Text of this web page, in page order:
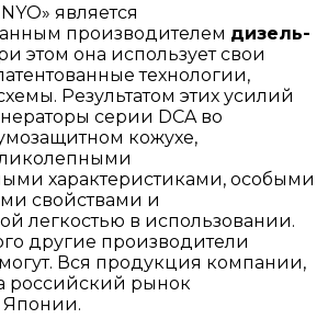
является
производителем дизель-
этом она использует свои
технологии,
Результатом этих усилий
серии DCA во
кожухе,
характеристиками, особыми
свойствами и
легкостью в использовании.
другие производители
Вся продукция компании,
российский рынок
Японии.